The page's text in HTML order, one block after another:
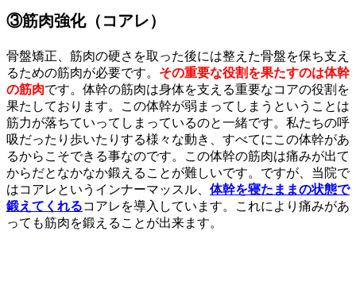
③筋肉強化（コアレ）
骨盤矯正、筋肉の硬さを取った後には整えた骨盤を保ち支え
るための筋肉が必要です。 その重要な役割を果たすのは体幹
の筋肉です。体幹の筋肉は身体を支える重要なコアの役割を
果たしております。この体幹が弱まってしまうということは
筋力が落ちていってしまっているのと一緒です。私たちの呼
吸だったり歩いたりする様々な動き、すべてにこの体幹があ
るからこそできる事なのです。この体幹の筋肉は痛みが出て
からだとなかなか鍛えることが難しいです。ですが、当院で
はコアレというインナーマッスル、 体幹を寝たままの状態で
鍛えてくれるコアレを導入しています。これにより痛みがあ
っても筋肉を鍛えることが出来ます。